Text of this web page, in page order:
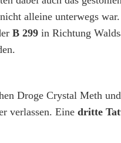
alleine unterwegs
B 299 in Richtung
Droge Crystal Meth
verlassen. Eine dritte